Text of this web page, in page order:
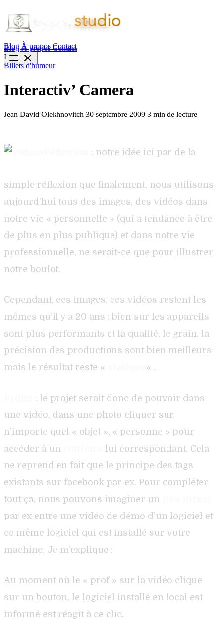
Blog À propos Contact
BlogÀ proposContact
I
Billets d'humeur
Interactiv’ Camera
Jean David Olekhnovitch 30 septembre 2009 3 min de lecture
: notre idée ici par de la
simple réflexion que finalement, nous utilisons
aujourd’hui tous des images, des vidéos dans
notre vie « personnelle » (qui a tendance à être
de plus en plus publique) et dans notre vie
professionnelle, ne serait-ce que pour illustrer
notre boulot.
Cependant, ces images, ces vidéos restent les
mêmes qu’il y a 20 ans ; bien sur les appareils
sont plus performants et la qualité, le grain, la
précision des productions sont bien meilleurs
mais le résultat reste «
« .
: le projet serait donc de pouvoir dans
une vidéo, dans une photo cliquer sur
n’importe quel « objet », « personne » pour
accéder à un
lui correspondant. Cela
ne reprend en fait que le principe des tags
existants sur facebook par ex. Pour compléter
tout ça, nous pouvons imaginer un
par ex entre une vidéo de démo d’un logiciel et
ce même logiciel qui est installé sur votre
machine. Je m’explique :
Au moment où le « prof » sur la vidéo clique
sur un bouton, le logiciel installé en local est
informé est réagit à ce clic.